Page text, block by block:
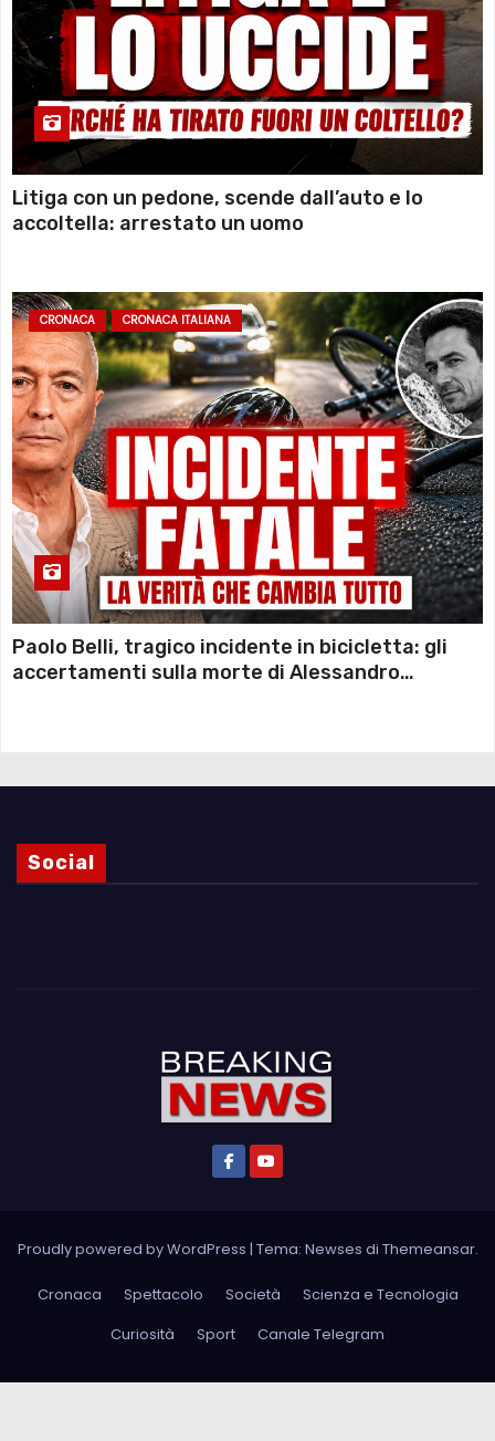
Litiga con un pedone, scende dall’auto e lo
accoltella: arrestato un uomo
CRONACA CRONACA ITALIANA
Paolo Belli, tragico incidente in bicicletta: gli
accertamenti sulla morte di Alessandro
Social
Proudly powered by WordPress | Tema: Newses di Themeansar.
Cronaca Spettacolo Società
Scienza e Tecnologia
Curiosità
Sport Canale Telegram